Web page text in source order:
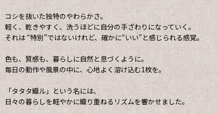
コシを抜いた独特のやわらかさ。
軽く、乾きやすく、洗うほどに自分の手ざわりになっていく。
それは “特別”ではないけれど、確かに“いい”と感じられる感覚。
色も、質感も、暮らしに自然と息づくように。
毎日の動作や風景の中に、心地よく溶け込む1枚を。
「タタタ織ル」という名には、
日々の暮らしを軽やかに織り重ねるリズムを響かせました。